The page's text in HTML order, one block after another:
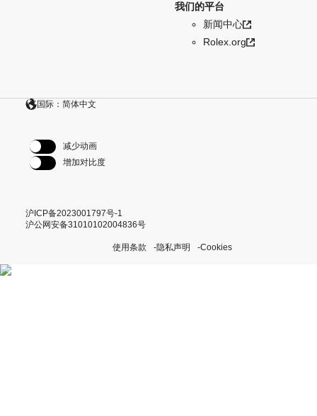
我们的平台
新闻中心
Rolex.org
国际：简体中文
减少动画
增加对比度
沪ICP备2023001797号-1
沪公网安备31010102004836号
使用条款 隐私声明 Cookies